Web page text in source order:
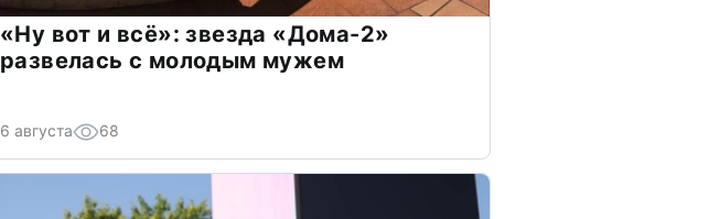
«Ну вот и всё»: звезда «Дома-2»
развелась с молодым мужем
6 августа 68